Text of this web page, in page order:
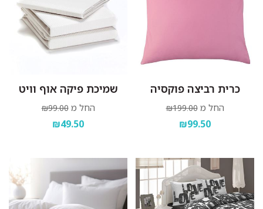
כרית רביצה פוקסיה
החל מ ₪199.00
₪99.50
שמיכת פיקה אוף וויט
החל מ ₪99.00
₪49.50